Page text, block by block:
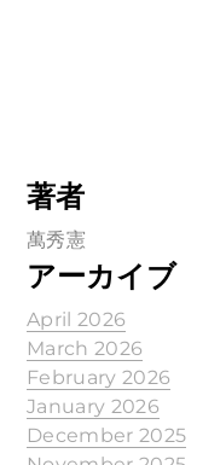
著者
萬秀憲
アーカイブ
April 2026
March 2026
February 2026
January 2026
December 2025